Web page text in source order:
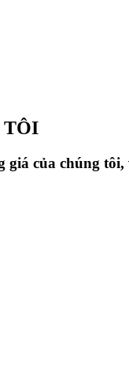
TÔI
giá của chúng